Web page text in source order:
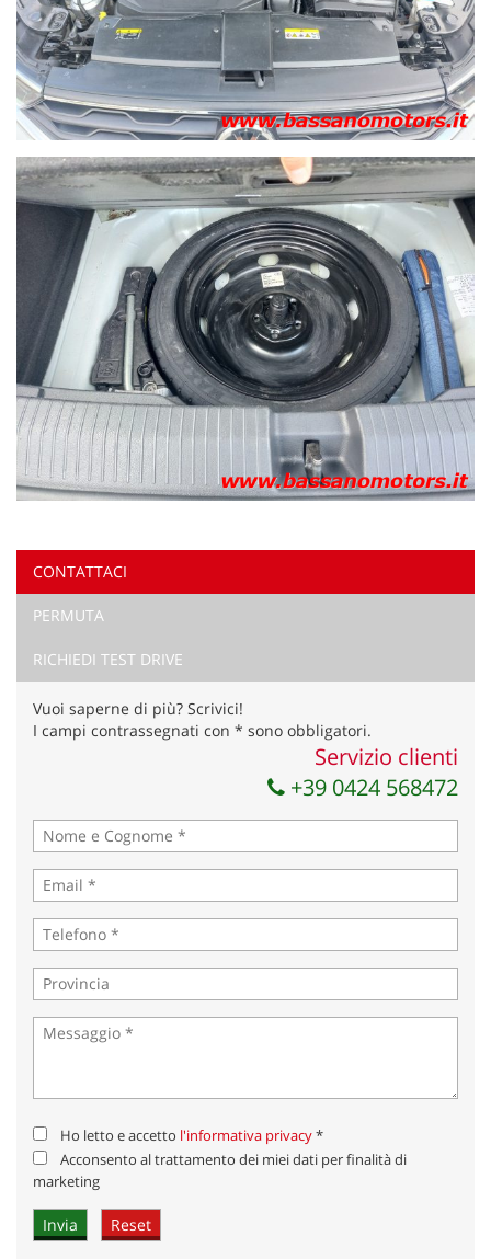
CONTATTACI
PERMUTA
RICHIEDI TEST DRIVE
Vuoi saperne di più? Scrivici!
I campi contrassegnati con * sono obbligatori.
Servizio clienti
+39 0424 568472
Ho letto e accetto l'informativa privacy*
Acconsento al trattamento dei miei dati per finalità di
marketing